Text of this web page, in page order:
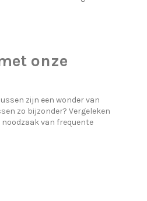
onze
zijn een wonder van
zo bijzonder? Vergeleken
van frequente